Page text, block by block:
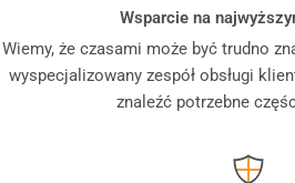
Wsparcie na
Wiemy, że czasami może być trudno
wyspecjalizowany zespół obsługi
znaleźć potrzebne